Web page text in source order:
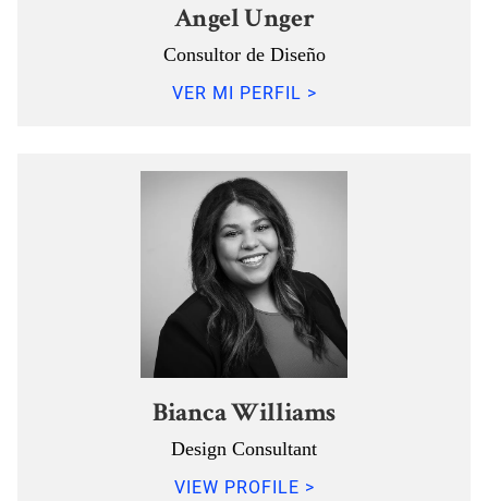
Angel Unger
Consultor de Diseño
VER MI PERFIL >
Bianca Williams
Design Consultant
VIEW PROFILE >